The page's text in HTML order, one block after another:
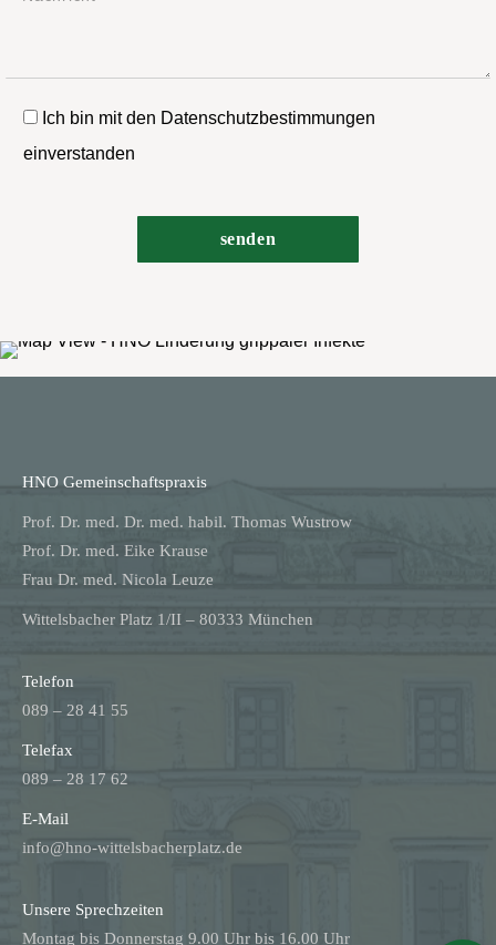
Ich bin mit den Datenschutzbestimmungen
einverstanden
HNO Gemeinschaftspraxis
Prof. Dr. med. Dr. med. habil. Thomas Wustrow
Prof. Dr. med. Eike Krause
Frau Dr. med. Nicola Leuze
Wittelsbacher Platz 1/II – 80333 München
Telefon
089 – 28 41 55
Telefax
089 – 28 17 62
E-Mail
info@hno-wittelsbacherplatz.de
Unsere Sprechzeiten
Montag bis Donnerstag 9.00 Uhr bis 16.00 Uhr